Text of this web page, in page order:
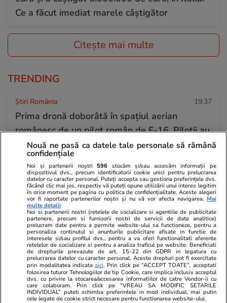
Ce a făcut imediat marele câștigător
Citește mai multe
TRENDING
Știri România 19:37
Prima dronă doborâtă în spațiul aerian
românesc de un pilot român de F-16. Piloții au
raportat că era o dronă Geran-2, cu ce tip de
muniție a fost doborâtă
Horoscop 12:00
Horoscop Urania | Previziuni astrologice pentru
perioada 25 – 31 iulie 2026. Luna Plină în
Vărsător
Știri România 13:23
Procurorii DNA ar fi găsit 500.000 de euro
cash acasă la directorul general al Uzinei
Nouă ne pasă ca datele tale personale să rămână
confidențiale
Noi și partenerii noștri 596 stocăm și/sau accesăm informații pe
dispozitivul dvs., precum identificatorii cookie unici pentru prelucrarea
datelor cu caracter personal. Puteți accepta sau gestiona preferințele dvs.
făcând clic mai jos, respectiv vă puteți opune utilizării unui interes legitim
în orice moment pe pagina cu politica de confidențialitate. Aceste alegeri
vor fi raportate partenerilor noștri și nu vă vor afecta navigarea. Mai
multe detalii
Noi si partenerii nostri (retelele de socializare si agentiile de publicitate
partenere, precum si furnizorii nostri de servicii de date analitice)
prelucram date pentru a permite website-ului sa functioneze, pentru a
personaliza continutul si anunturile publicitare afisate in functie de
interesele si/sau profilul dvs., pentru a va oferi functionalitati aferente
retelelor de socializare si pentru a analiza traficul pe website. Beneficiati
de drepturile prevazute de art. 15-22 din GDPR in legatura cu
prelucrarea datelor cu caracter personal. Aceste drepturi pot fi exercitate
prin modalitatea indicataaici. Prin click pe “ACCEPT TOATE”, acceptati
folosirea tuturor Tehnologiilor de tip Cookie, care implica inclusiv acceptul
dvs. cu privire la stocarea/accesarea informatiilor de catre Vendor-ii cu
care colaboram. Prin click pe “VREAU SA MODIFIC SETARILE
INDIVIDUAL” puteti schimba preferintele in mod individual, mai putin
cele legate de cookie strict necesare pentru functionarea website-ului.